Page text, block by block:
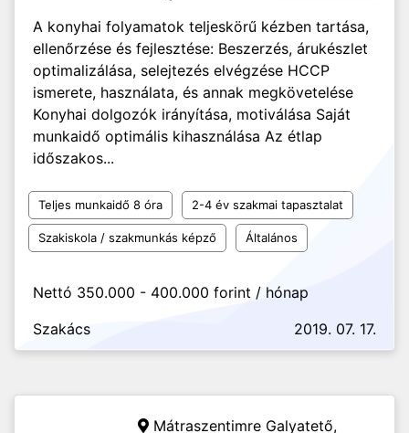
A konyhai folyamatok teljeskörű kézben tartása,
ellenőrzése és fejlesztése: Beszerzés, árukészlet
optimalizálása, selejtezés elvégzése HCCP
ismerete, használata, és annak megkövetelése
Konyhai dolgozók irányítása, motiválása Saját
munkaidő optimális kihasználása Az étlap
időszakos...
Teljes munkaidő 8 óra 2-4 év szakmai tapasztalat
Szakiskola / szakmunkás képző Általános
Nettó 350.000 - 400.000 forint / hónap
Szakács
2019. 07. 17.
Mátraszentimre Galyatető,